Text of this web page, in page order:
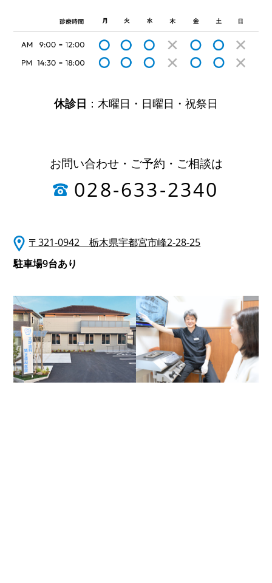
休診日 ：木曜日・日曜日・祝祭日
お問い合わせ・ご予約・ご相談は
028-633-2340
〒321-0942 栃木県宇都宮市峰2-28-25
駐車場9台あり